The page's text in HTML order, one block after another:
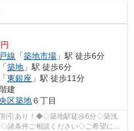
線 「築地市場 」駅 徒歩6分
「築地 」駅 徒歩6分
「東銀座 」駅 徒歩11分
建
区築地６丁目
引あり！◆◇築地駅徒歩6分◇築浅
条件ご相談ください◇ご希望に合